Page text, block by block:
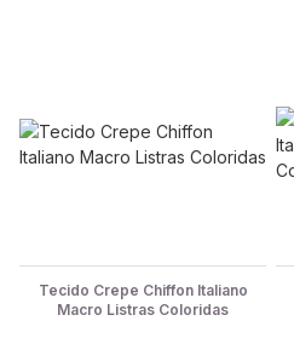
Tecido Crepe Chiffon Italiano
Macro Listras Coloridas